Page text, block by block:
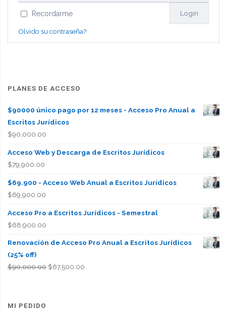
Recordarme
Olvido su contraseña?
PLANES DE ACCESO
$90000 único pago por 12 meses - Acceso Pro Anual a
Escritos Jurídicos
$90,000.00
Acceso Web y Descarga de Escritos Jurídicos
$79,900.00
$69.900 - Acceso Web Anual a Escritos Jurídicos
$69,900.00
Acceso Pro a Escritos Jurídicos - Semestral
$68,900.00
Renovación de Acceso Pro Anual a Escritos Jurídicos
(25% off)
$90,000.00 El
$67,500.00El
MI PEDIDO